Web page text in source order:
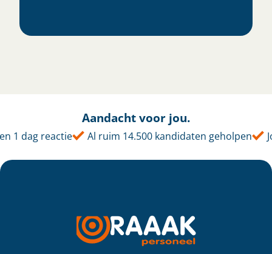
Aandacht voor jou.
1 dag reactie Al ruim 14.500 kandidaten geholpen